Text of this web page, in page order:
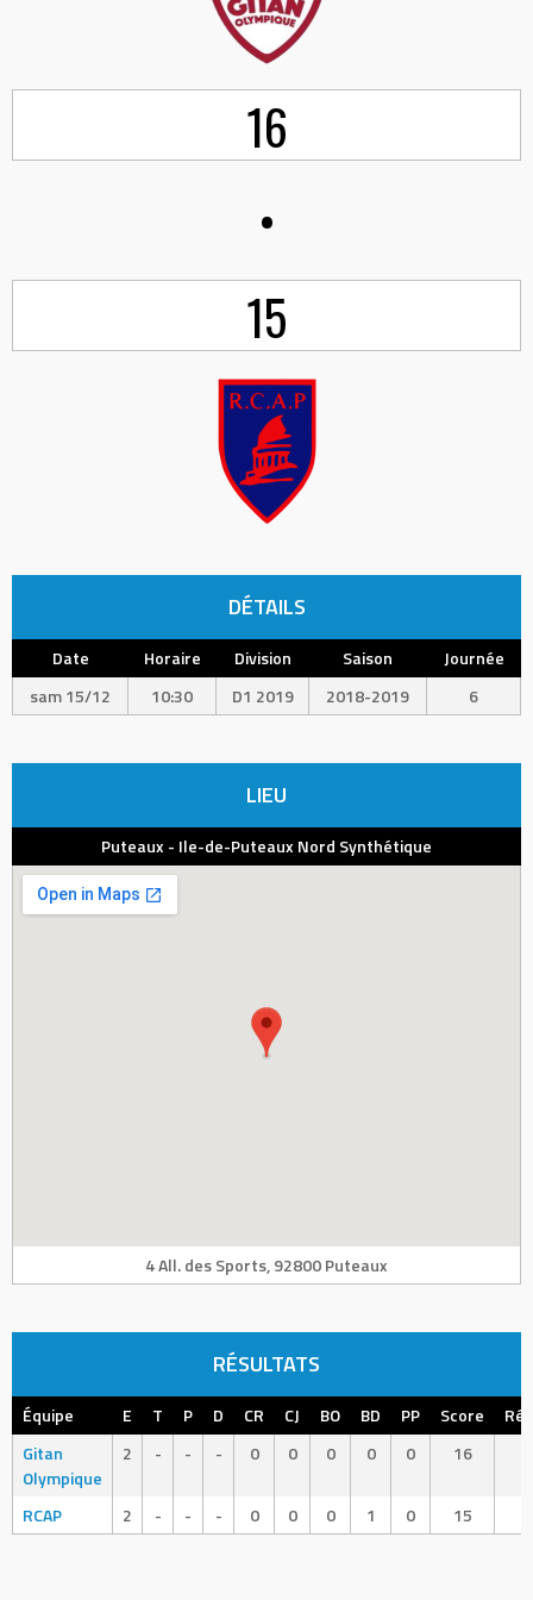
16
•
15
DÉTAILS
Date Horaire Division Saison
Journée
sam 15/12
10:30 D1 2019 2018-2019 6
LIEU
Puteaux - Ile-de-Puteaux Nord Synthétique
4 All. des Sports, 92800 Puteaux
RÉSULTATS
Équipe E T P D CR CJ BO BD PP Score
Gitan
Olympique
2 - - - 0 0 0 0 0 16
RCAP 2 - - - 0 0 0 1 0 15